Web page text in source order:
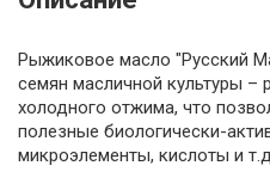
Рыжиковое масло "Русский
семян масличной культуры
холодного отжима, что
полезные биологически-
микроэлементы, кислоты и